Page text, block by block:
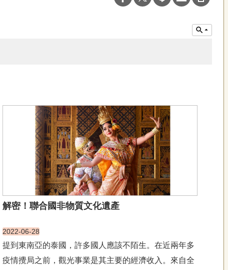
解密！聯合國非物質文化遺產
2022-06-28
提到東南亞的泰國，許多國人應該不陌生。在近兩年多
疫情攪局之前，觀光事業是其主要的經濟收入。來自全